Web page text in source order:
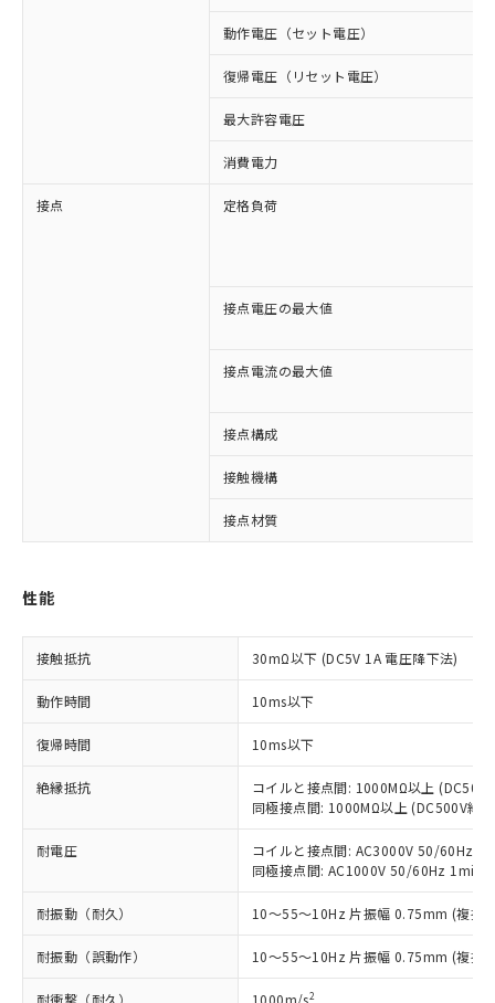
動作電圧（セット電圧）
復帰電圧（リセット電圧）
最大許容電圧
消費電力
接点 定格負荷
接点電圧の最大値
接点電流の最大値
接点構成
接触機構
接点材質
性能
接触抵抗 30mΩ以下 (DC5V 1A 電圧降下法)
動作時間 10ms以下
復帰時間 10ms以下
絶縁抵抗
コイルと接点間: 1000MΩ以上
同極接点間: 1000MΩ以上 (DC500V絶
耐電圧
コイルと接点間: AC3000V 50/60Hz
同極接点間: AC1000V 50/60Hz 1min
耐振動（耐久） 10～55～10Hz 片振幅 0.75mm (複振
耐振動（誤動作） 10～55～10Hz 片振幅 0.75mm (複振
耐衝撃（耐久） 1000m/s2
以下の条件をお読みいただき、同意のうえ
本サービスは、当社制御機器事業取扱
商品の当社在庫状況および標準価格
(税抜)を提供させていただくもので
当社制御機器事業取扱商品の中には、
本サービスの対象外となる商品もある
ことをご了承ください。
在庫状況および標準価格照会結果は、
記載している更新日時点での社内デー
タに基づき作成されるものであり、閲
覧された時点での実際の在庫および標
準価格とは異なる場合があることをご
非含有に対応した製品が提供可能な商品で
す。
対応予定なし：EU RoHS指令（10物質）の
非含有に非対応の商品で、対応品を出す予
調査・確認中：EU RoHS指令（10物質）の
非含有の対応状況を調査中または確認中の
商品です。
非該当品：ライセンス料など無形物で、有
害物質有無と関係のない商品です。
いたものが、含有品と判明した場合などや
むを得ず変更することがあります。
*EU RoHS指令（10物質）：
鉛(Pb) 1000ppm以下、 水銀(Hg) 1000ppm以下、 カド
ミウム(Cd) 100ppm以下、
六価クロム(Cr(Ⅵ)) 1000ppm以下、ポリ臭化ビフェニル
類(PBB) 1000ppm以下、ポリ臭化ジフェニルエーテル類
(PBDE) 1000ppm以下、フタル酸ビス(2-エチルヘキシ
※1 中国RoHS○×表
「○」：最大均質材料含有率が中国RoHSの
基準値以下であることを示します。
「×」：最大均質材料含有率が中国RoHSの
基準値を超えていることを示します。
「－」：未確認です。当社販売部門へお問
*中国RoHS10物質の基準値 (GB/T26572)：
Pb(鉛) :1000ppm、 Hg(水銀) : 1000ppm、 Cd(カドミウ
ム) : 100ppm、
Cr(Ⅵ)(六価クロム) : 1000ppm、 PBBs(ポリ臭化ビフェ
当社は、これら貴社製品のうち、外国
為替および外国貿易法に定める商品
（以下｢規制貨物等」という）を輸出
または国外への提供する場合は、日本
国政府の輸出許可(または役務取引許
可)を取得するなどの必要な手続きを
記
号